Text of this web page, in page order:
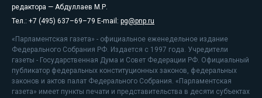
редактора — Абдуллаев М.Р.
Тел.: +7 (495) 637–69–79 E-mail: pg@pnp.ru
«Парламентская газета» - официальное еженедельное издание
Федерального Собрания РФ. Издается с 1997 года. Учредители
газеты - Государственная Дума и Совет Федерации РФ. Официальный
публикатор федеральных конституционных законов, федеральных
законов и актов палат Федерального Собрания. «Парламентская
газета» имеет пункты печати и представительства в десяти субъектах